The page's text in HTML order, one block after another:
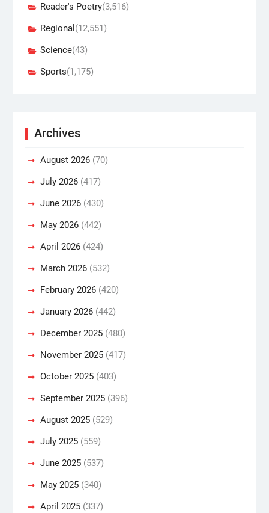
Reader's Poetry(3,516)
Regional (12,551)
Science(43)
Sports(1,175)
Archives
August 2026(70)
July 2026(417)
June 2026(430)
May 2026(442)
April 2026(424)
March 2026(532)
February 2026(420)
January 2026(442)
December 2025(480)
November 2025(417)
October 2025(403)
September 2025(396)
August 2025(529)
July 2025(559)
June 2025(537)
May 2025(340)
April 2025(337)